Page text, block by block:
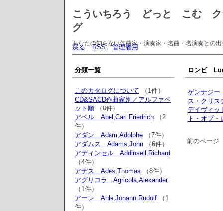
こういちろう どっと こむ ク
グ
あなたの知らない作曲家・演奏家・名曲・名演奏との出
戻る RSS 管理者用
ロンビ
ゲンナジー
ス・クリス
デイヴィッ
ト・オブ・
前のページ
分類一覧
このカタログについて （1件）
CD&SACD作曲家別／アルファベ
ット順 （0件）
アベル Abel,Carl Friedrich （2
件）
アダン Adam,Adolphe （7件）
アダムス Adams,John （6件）
アディンセル Addinsell,Richard
（4件）
アデス Ades,Thomas （8件）
アグリコラ Agricola,Alexander
（1件）
アーレ Ahle,Johann Rudolf （1
件）